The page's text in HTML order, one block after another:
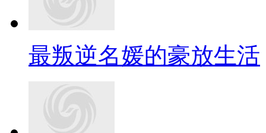
最叛逆名媛的豪放生活